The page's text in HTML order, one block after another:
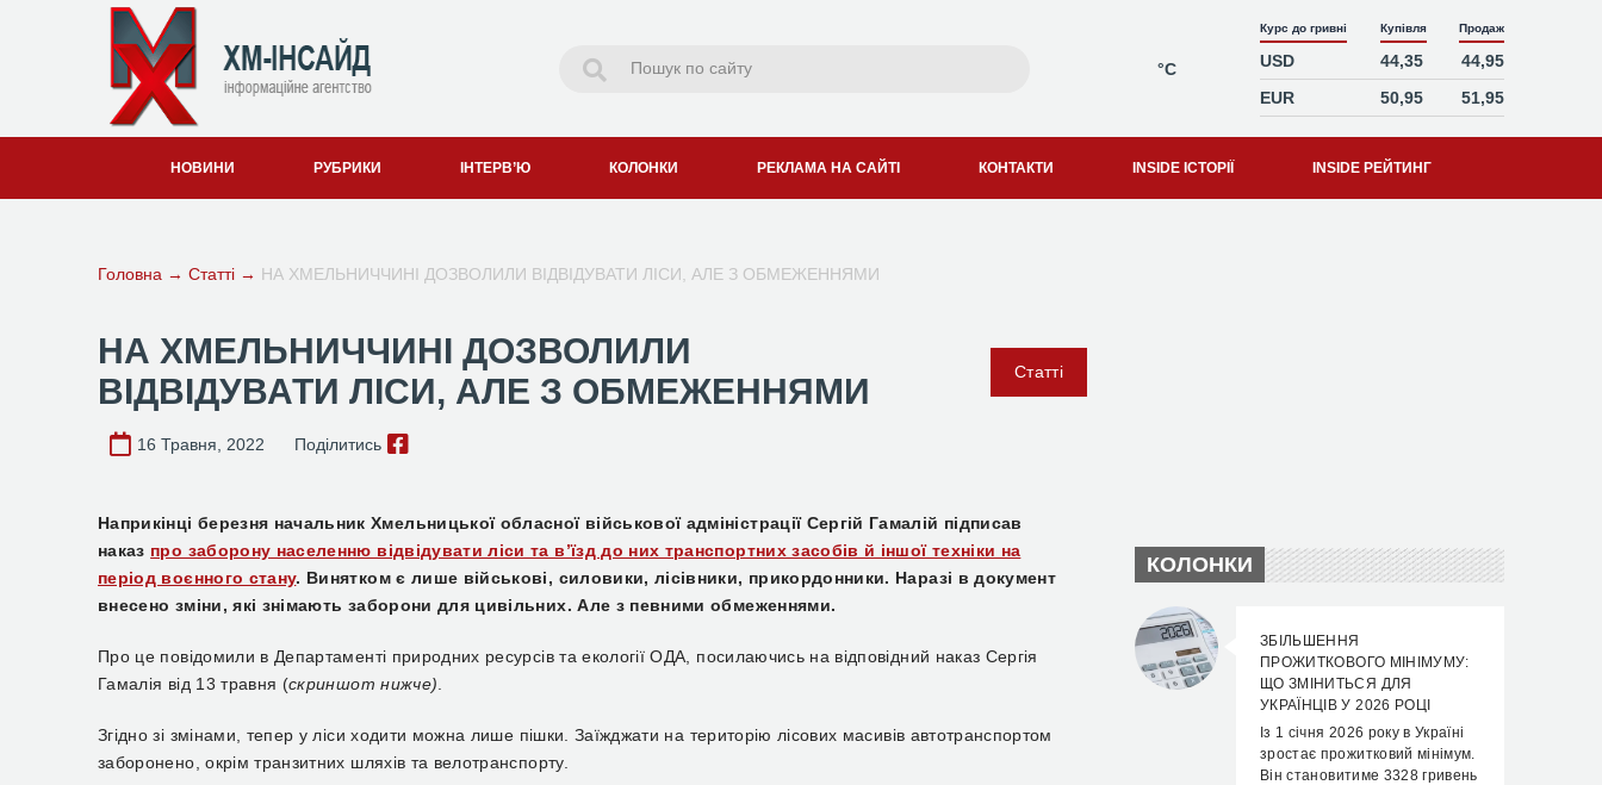
°C
Курс до гривні Купівля Продаж
USD 44,35
44,95
EUR
50,95 51,95
НОВИНИ РУБРИКИ ІНТЕРВ’Ю КОЛОНКИ РЕКЛАМА НА САЙТІ КОНТАКТИ INSIDE ІСТОРІЇ INSIDE РЕЙТИНГ
Головна → Статті → НА ХМЕЛЬНИЧЧИНІ ДОЗВОЛИЛИ ВІДВІДУВАТИ ЛІСИ, АЛЕ З ОБМЕЖЕННЯМИ
НА ХМЕЛЬНИЧЧИНІ ДОЗВОЛИЛИ
ВІДВІДУВАТИ ЛІСИ, АЛЕ З ОБМЕЖЕННЯМИ
Статті
16 Травня, 2022 Поділитись
Наприкінці березня начальник Хмельницької обласної військової адміністрації Сергій Гамалій підписав
наказ про заборону населенню відвідувати ліси та в’їзд до них транспортних засобів й іншої техніки на
період воєнного стану. Винятком є лише військові, силовики, лісівники, прикордонники. Наразі в документ
внесено зміни, які знімають заборони для цивільних. Але з певними обмеженнями.
Про це повідомили в Департаменті природних ресурсів та екології ОДА, посилаючись на відповідний наказ Сергія
Гамалія від 13 травня (скриншот нижче)
Згідно зі змінами, тепер у ліси ходити можна лише пішки. Заїжджати на територію лісових масивів автотранспортом
заборонено, окрім транзитних шляхів та велотранспорту.
КОЛОНКИ
ЗБІЛЬШЕННЯ
ПРОЖИТКОВОГО МІНІМУМУ:
ЩО ЗМІНИТЬСЯ ДЛЯ
УКРАЇНЦІВ У 2026 РОЦІ
Із 1 січня 2026 року в Україні
зростає прожитковий мінімум.
Він становитиме 3328 гривень